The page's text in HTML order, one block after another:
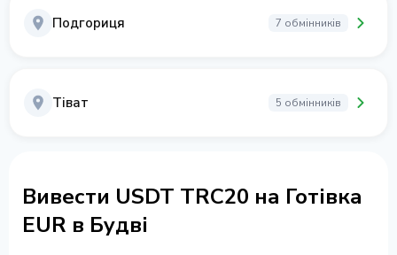
Подгориця 7 обмінників
Тіват 5 обмінників
Вивести USDT TRC20 на Готівка
EUR в Будві